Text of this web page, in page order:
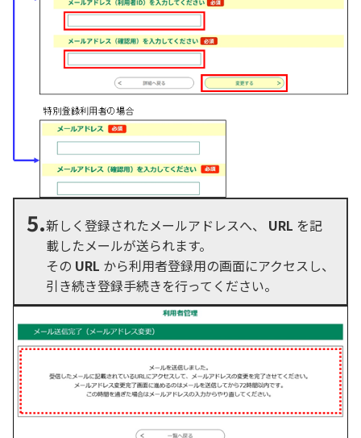
5.新しく登録されたメールアドレスへ、 URL を記
載したメールが送られます。
その URL から利用者登録用の画面にアクセスし、
引き続き登録手続きを行ってください。